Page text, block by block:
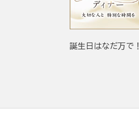
誕生日はなだ万で！